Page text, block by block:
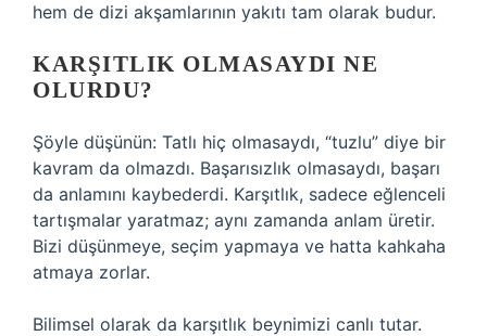
hem de dizi akşamlarının yakıtı tam olarak budur.
KARŞITLIK OLMASAYDI NE
OLURDU?
Şöyle düşünün: Tatlı hiç olmasaydı, “tuzlu” diye bir
kavram da olmazdı. Başarısızlık olmasaydı, başarı
da anlamını kaybederdi. Karşıtlık, sadece eğlenceli
tartışmalar yaratmaz; aynı zamanda anlam üretir.
Bizi düşünmeye, seçim yapmaya ve hatta kahkaha
atmaya zorlar.
Bilimsel olarak da karşıtlık beynimizi canlı tutar.